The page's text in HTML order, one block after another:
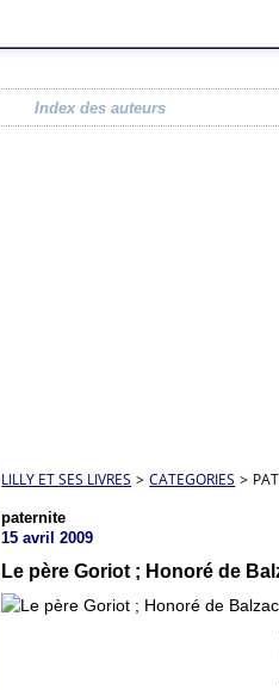
Index des auteurs
LILLY ET SES LIVRES > CATEGORIES >
paternite
15 avril 2009
Le père Goriot ; Honoré de